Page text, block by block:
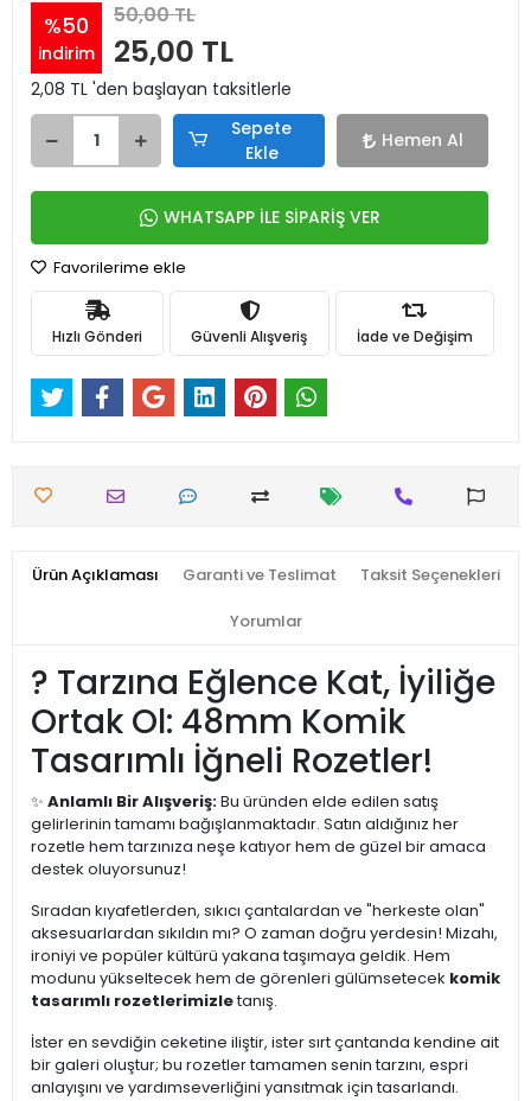
%50
indirim
50,00 TL
25,00 TL
2,08 TL 'den başlayan taksitlerle
Sepete
Ekle
Hemen Al
WHATSAPP İLE SİPARİŞ VER
Favorilerime ekle
Hızlı Gönderi Güvenli Alışveriş İade ve Değişim
Ürün Açıklaması Garanti ve Teslimat Taksit Seçenekleri
Yorumlar
? Tarzına Eğlence Kat, İyiliğe
Ortak Ol: 48mm Komik
Tasarımlı İğneli Rozetler!
✨ Anlamlı Bir Alışveriş:Bu üründen elde edilen satış
gelirlerinin tamamı bağışlanmaktadır. Satın aldığınız her
rozetle hem tarzınıza neşe katıyor hem de güzel bir amaca
destek oluyorsunuz!
Sıradan kıyafetlerden, sıkıcı çantalardan ve "herkeste olan"
aksesuarlardan sıkıldın mı? O zaman doğru yerdesin! Mizahı,
ironiyi ve popüler kültürü yakana taşımaya geldik. Hem
modunu yükseltecek hem de görenleri gülümsetecek komik
tasarımlı rozetlerimizletanış.
İster en sevdiğin ceketine iliştir, ister sırt çantanda kendine ait
bir galeri oluştur; bu rozetler tamamen senin tarzını, espri
anlayışını ve yardımseverliğini yansıtmak için tasarlandı.